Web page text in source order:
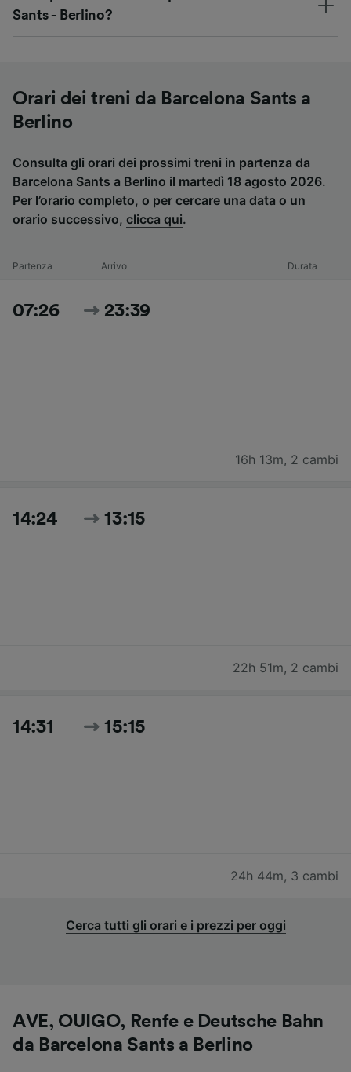
Sants - Berlino?
Orari dei treni da Barcelona Sants a
Berlino
Consulta gli orari dei prossimi treni in partenza da
Barcelona Sants a Berlino il martedì 18 agosto 2026.
Per l’orario completo, o per cercare una data o un
orario successivo, clicca qui.
Partenza Arrivo Durata
07:26 23:39
16h 13m, 2 cambi
14:24 13:15
22h 51m, 2 cambi
14:31 15:15
24h 44m, 3 cambi
Cerca tutti gli orari e i prezzi per oggi
AVE, OUIGO, Renfe e Deutsche Bahn
da Barcelona Sants a Berlino